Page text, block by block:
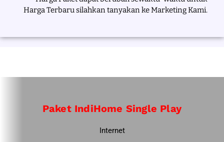
Harga Terbaru silahkan tanyakan ke Marketing Kami.
Paket IndiHome Single Play
Internet